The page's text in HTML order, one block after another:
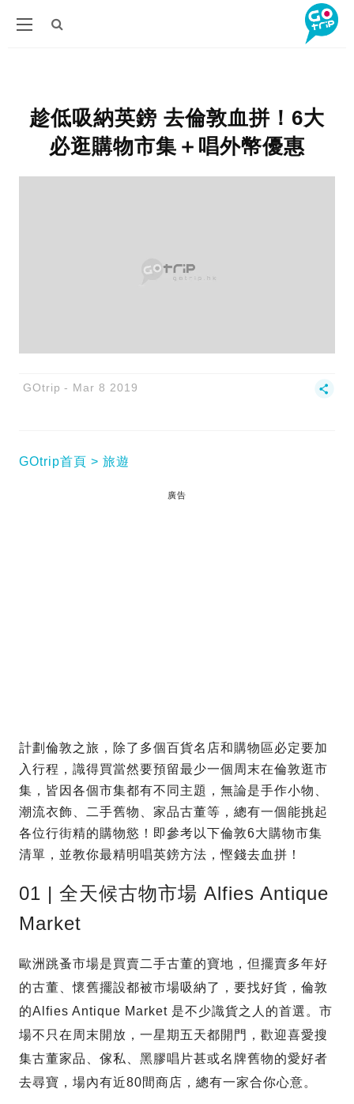
趁低吸納英鎊 去倫敦血拼！6大
必逛購物市集＋唱外幣優惠
GOtrip Mar 8 2019
GOtrip首頁 旅遊
廣告
計劃倫敦之旅，除了多個百貨名店和購物區必定要加
入行程，識得買當然要預留最少一個周末在倫敦逛市
集，皆因各個市集都有不同主題，無論是手作小物、
潮流衣飾、二手舊物、家品古董等，總有一個能挑起
各位行街精的購物慾！即參考以下倫敦6大購物市集
清單，並教你最精明唱英鎊方法，慳錢去血拼！
01 | 全天候古物市場 Alfies Antique
Market
歐洲跳蚤市場是買賣二手古董的寶地，但擺賣多年好
的古董、懷舊擺設都被市場吸納了，要找好貨，倫敦
的Alfies Antique Market 是不少識貨之人的首選。市
場不只在周末開放，一星期五天都開門，歡迎喜愛搜
集古董家品、傢私、黑膠唱片甚或名牌舊物的愛好者
去尋寶，場內有近80間商店，總有一家合你心意。